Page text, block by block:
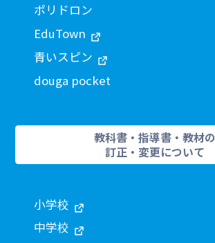
ポリドロン
EduTown
青いスピン
douga pocket
教科書・指導書・教材の
訂正・変更について
小学校
中学校